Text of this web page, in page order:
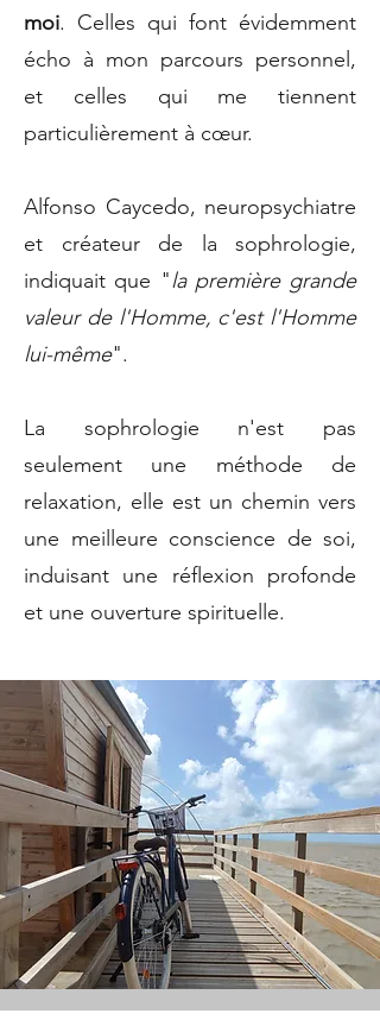
moi. Celles qui font évidemment
écho à mon parcours personnel,
et celles qui me tiennent
particulièrement à cœur.
Alfonso Caycedo, neuropsychiatre
et créateur de la sophrologie,
indiquait que "la première grande
valeur de l'Homme, c'est l'Homme
lui-même".
La sophrologie n'est pas
seulement une méthode de
relaxation, elle est un chemin vers
une meilleure conscience de soi,
induisant une réflexion profonde
et une ouverture spirituelle.